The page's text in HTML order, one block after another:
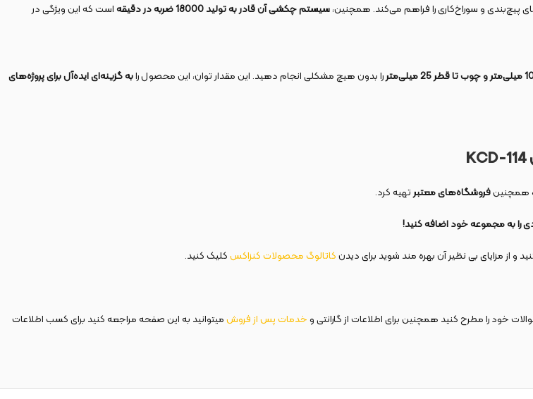
پیچ‌بندی و سوراخ‌کاری را فراهم می‌کند. همچنین،سیستم چکشی آن قادر به تولید 18000 ضربه در دقیقه
است که این ویژگی در
را بدون هیچ مشکلی انجام دهید. این مقدار توان، این محصول رابه گزینه‌ای ایده‌آل برای پروژه‌های
KCD-114
و همچنینفروشگاه‌های معتبرتهیه کرد.
و از مزایای بی نظیر آن بهره مند شوید برای دیدنکاتالوگمحصولاتکنزاکسکلیک کنید.
خود را مطرح کنید همچنین برای اطلاعات از گارانتی وخدماتپساز فروشمیتوانید به این صفحه مراجعه کنید برای کسب اطلاعات